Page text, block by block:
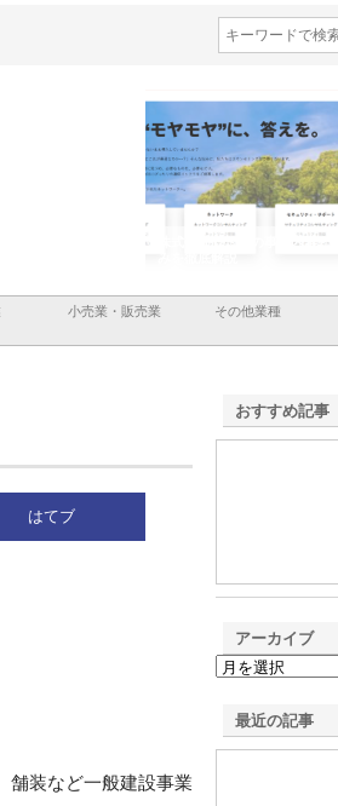
株式会社ＣＳＡの事業内容と強
小売業・販売業 その他業種
はてブ
舗装など一般建設事業
おすすめ記事
アーカイブ
最近の記事